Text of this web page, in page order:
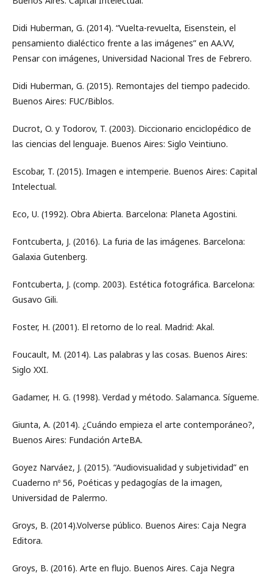
Didi Huberman, G. (2014). “Vuelta-revuelta, Eisenstein, el
pensamiento dialéctico frente a las imágenes” en AA.VV,
Pensar con imágenes, Universidad Nacional Tres de Febrero.
Didi Huberman, G. (2015). Remontajes del tiempo padecido.
Buenos Aires: FUC/Biblos.
Ducrot, O. y Todorov, T. (2003). Diccionario enciclopédico de
las ciencias del lenguaje. Buenos Aires: Siglo Veintiuno.
Escobar, T. (2015). Imagen e intemperie. Buenos Aires: Capital
Intelectual.
Eco, U. (1992). Obra Abierta. Barcelona: Planeta Agostini.
Fontcuberta, J. (2016). La furia de las imágenes. Barcelona:
Galaxia Gutenberg.
Fontcuberta, J. (comp. 2003). Estética fotográfica. Barcelona:
Gusavo Gili.
Foster, H. (2001). El retorno de lo real. Madrid: Akal.
Foucault, M. (2014). Las palabras y las cosas. Buenos Aires:
Siglo XXI.
Gadamer, H. G. (1998). Verdad y método. Salamanca. Sígueme.
Giunta, A. (2014). ¿Cuándo empieza el arte contemporáneo?,
Buenos Aires: Fundación ArteBA.
Goyez Narváez, J. (2015). “Audiovisualidad y subjetividad” en
Cuaderno nº 56, Poéticas y pedagogías de la imagen,
Universidad de Palermo.
Groys, B. (2014).Volverse público. Buenos Aires: Caja Negra
Editora.
Groys, B. (2016). Arte en flujo. Buenos Aires. Caja Negra